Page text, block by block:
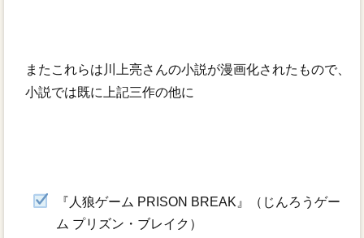
またこれらは川上亮さんの小説が漫画化されたもので、
小説では既に上記三作の他に
『人狼ゲーム PRISON BREAK』（じんろうゲー
ム プリズン・ブレイク）